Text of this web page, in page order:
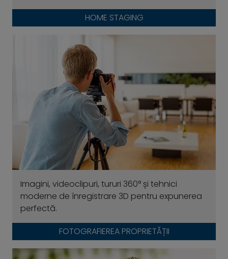
HOME STAGING
Imagini, videoclipuri, tururi 360° și tehnici
moderne de înregistrare 3D pentru expunerea
perfectă.
FOTOGRAFIEREA PROPRIETĂȚII